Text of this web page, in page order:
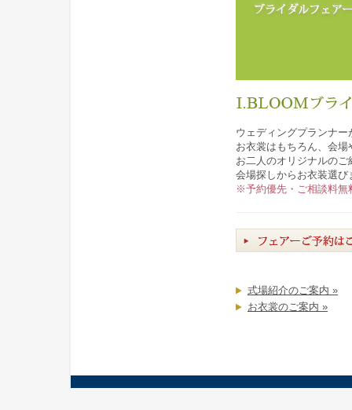
ウェディングプランナ
お衣裳はもちろん、会
お二人のオリジナルのご
会場探しからお衣装選
※予約優先・ご相談料無
式場紹介のご案内 »
お衣裳のご案内 »